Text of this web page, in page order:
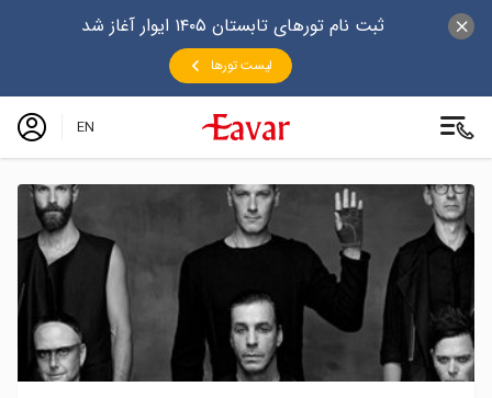
ثبت نام تورهای تابستان ۱۴۰۵ ایوار آغاز شد
لیست تورها
EN